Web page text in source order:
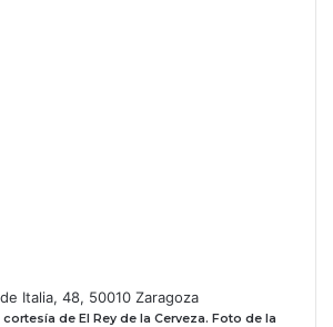
Italia, 48, 50010 Zaragoza
de El Rey de la Cerveza. Foto de la